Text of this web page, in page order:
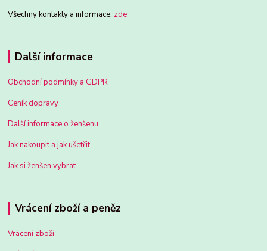
Všechny kontakty a informace: zde
Další informace
Obchodní podmínky a GDPR
Ceník dopravy
Další informace o ženšenu
Jak nakoupit a jak ušetřit
Jak si ženšen vybrat
Vrácení zboží a peněz
Vrácení zboží